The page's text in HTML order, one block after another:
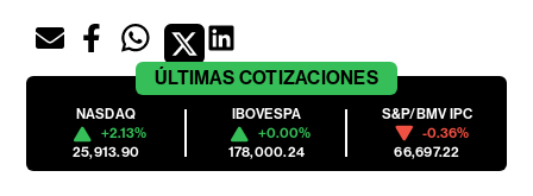
ÚLTIMAS COTIZACIONES
NASDAQ
+2.13%
25,913.90
IBOVESPA
+0.00%
178,000.24
S&P/BMV IPC
-0.36%
66,697.22